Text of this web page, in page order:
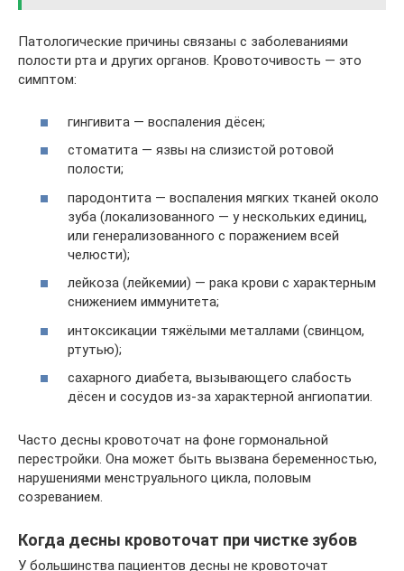
Патологические причины связаны с заболеваниями
полости рта и других органов. Кровоточивость — это
симптом:
гингивита — воспаления дёсен;
стоматита — язвы на слизистой ротовой
полости;
пародонтита — воспаления мягких тканей около
зуба (локализованного — у нескольких единиц,
или генерализованного с поражением всей
челюсти);
лейкоза (лейкемии) — рака крови с характерным
снижением иммунитета;
интоксикации тяжёлыми металлами (свинцом,
ртутью);
сахарного диабета, вызывающего слабость
дёсен и сосудов из-за характерной ангиопатии.
Часто десны кровоточат на фоне гормональной
перестройки. Она может быть вызвана беременностью,
нарушениями менструального цикла, половым
созреванием.
Когда десны кровоточат при чистке зубов
У большинства пациентов десны не кровоточат